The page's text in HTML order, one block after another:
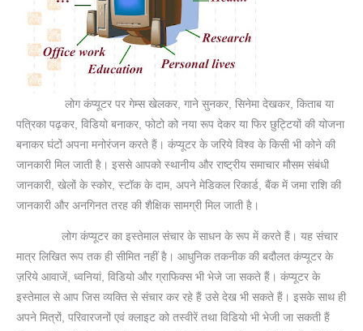
लोग कंप्यूटर पर गेम्स खेलकर, गाने सुनकर, सिनेमा देखकर, किताब या
पत्रिका पढ़कर, विडियो बनाकर, फोटो को नया रूप देकर या फिर छुट्टियों की योजना
बनाकर घंटों अपना मनोरंजन करते हैं। कंप्यूटर के जरिये विश्व के किसी भी कोने की
जानकारी मिल जाती है। इससे आपको स्थानीय और राष्ट्रीय समाचार मौसम संबंधी
जानकारी, खेलों के स्कोर, स्टॉक के दाम, अपने मेडिकल रिकार्ड, बैंक में जमा राशि की
जानकारी और अनगिनत तरह की शैक्षिक सामग्री मिल जाती है।
लोग कंप्यूटर का इस्तेमाल संचार के साधन के रूप में करते हैं। यह संचार
मात्र लिखित रूप तक ही सीमित नहीं है। आधुनिक तकनीक की बदौलत कंप्यूटर के
ज़रिये आवाजें, ध्वनियां, विडियो और ग्राफिक्स भी भेजे जा सकते हैं। कंप्यूटर के
इस्तेमाल से आप जिस व्यक्ति से संचार कर रहे हैं उसे देख भी सकते हैं। इसके साथ ही
अपने मित्रों, परिवारजनों एवं क्लाइट को तस्वीरें तथा विडियो भी भेजी जा सकती हैं